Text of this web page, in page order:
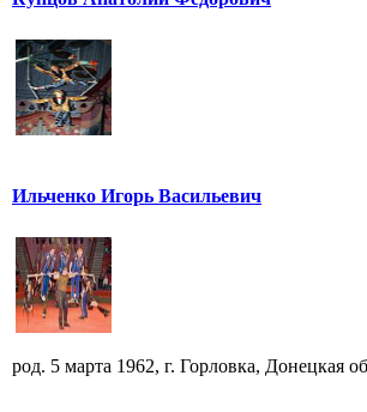
Ильченко Игорь Васильевич
род. 5 марта 1962, г. Горловка, Донецкая